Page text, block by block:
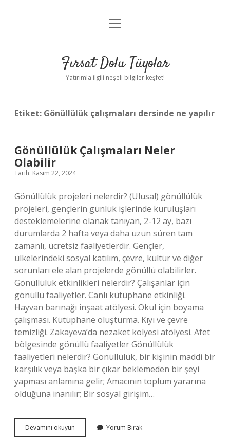
Gizlilik Politikası
Yasal Uyarı
menüyü
Fırsat Dolu Tüyolar
Yatırımla ilgili neşeli bilgiler keşfet!
Etiket: Gönüllülük çalışmaları dersinde ne yapılır
Gönüllülük Çalışmaları Neler
Olabilir
Tarih: Kasım 22, 2024
Gönüllülük projeleri nelerdir? (Ulusal) gönüllülük
projeleri, gençlerin günlük işlerinde kuruluşları
desteklemelerine olanak tanıyan, 2-12 ay, bazı
durumlarda 2 hafta veya daha uzun süren tam
zamanlı, ücretsiz faaliyetlerdir. Gençler,
ülkelerindeki sosyal katılım, çevre, kültür ve diğer
sorunları ele alan projelerde gönüllü olabilirler.
Gönüllülük etkinlikleri nelerdir? Çalışanlar için
gönüllü faaliyetler. Canlı kütüphane etkinliği.
Hayvan barınağı inşaat atölyesi. Okul için boyama
çalışması. Kütüphane oluşturma. Kıyı ve çevre
temizliği. Zakayeva’da nezaket kolyesi atölyesi. Afet
bölgesinde gönüllü faaliyetler Gönüllülük
faaliyetleri nelerdir? Gönüllülük, bir kişinin maddi bir
karşılık veya başka bir çıkar beklemeden bir şeyi
yapması anlamına gelir; Amacının toplum yararına
olduğuna inanılır; Bir sosyal girişim…
Devamını okuyun Gönüllülük
Çalışmaları
Yorum Bırak